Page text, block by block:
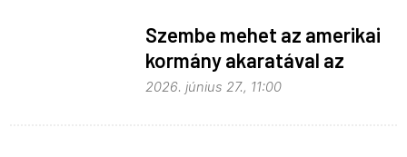
Szembe mehet az amerikai
kormány akaratával az
Apple
2026. június 27., 11:00